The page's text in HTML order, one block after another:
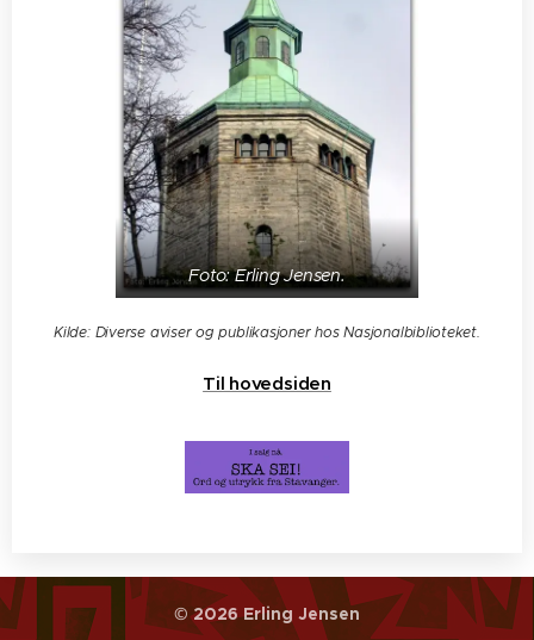
Foto: Erling Jensen.
Kilde: Diverse aviser og publikasjoner hos Nasjonalbiblioteket.
Til hovedsiden
© 2026 Erling Jensen